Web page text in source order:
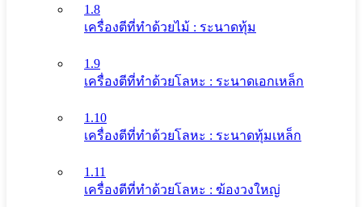
1.8
เครื่องตีที่ทําด้วยไม้ : ระนาดทุ้ม
1.9
เครื่องตีที่ทําด้วยโลหะ : ระนาดเอกเหล็ก
1.10
เครื่องตีที่ทําด้วยโลหะ : ระนาดทุ้มเหล็ก
1.11
เครื่องตีที่ทําด้วยโลหะ : ฆ้องวงใหญ่